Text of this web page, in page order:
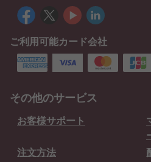
ご利用可能カード会社
その他のサービス
お客様サポート
注文方法